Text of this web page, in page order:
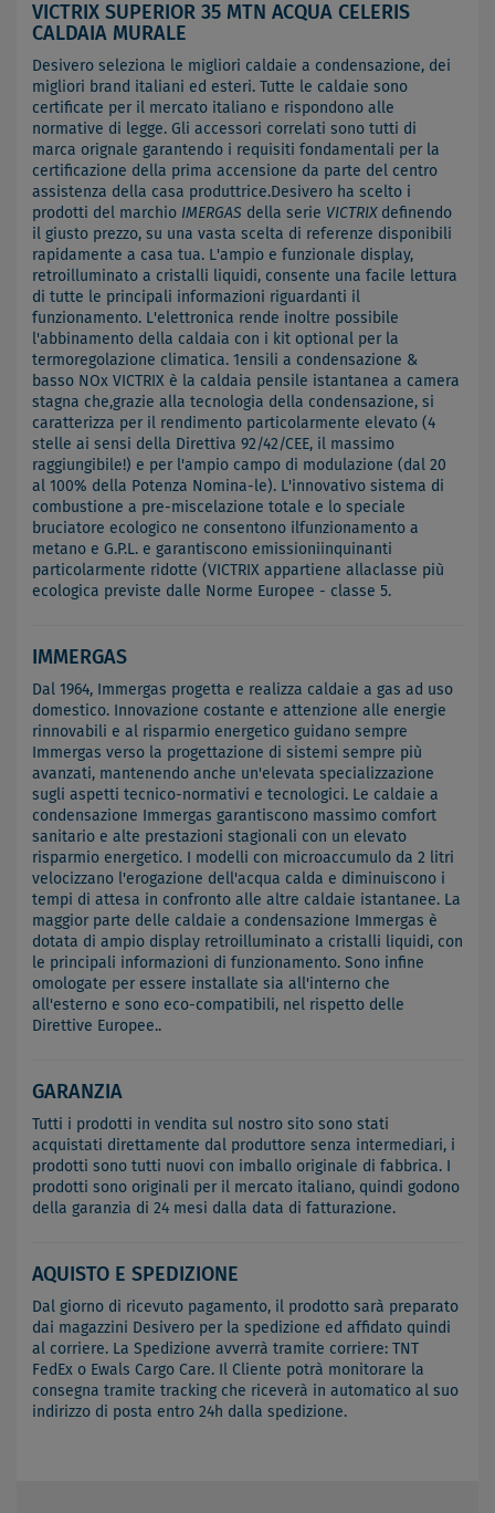
VICTRIX SUPERIOR 35 MTN ACQUA CELERIS
CALDAIA MURALE
Desivero seleziona le migliori caldaie a condensazione, dei
migliori brand italiani ed esteri. Tutte le caldaie sono
certificate per il mercato italiano e rispondono alle
normative di legge. Gli accessori correlati sono tutti di
marca orignale garantendo i requisiti fondamentali per la
certificazione della prima accensione da parte del centro
assistenza della casa produttrice.Desivero ha scelto i
prodotti del marchio IMERGAS della serie VICTRIX definendo
il giusto prezzo, su una vasta scelta di referenze disponibili
rapidamente a casa tua. L'ampio e funzionale display,
retroilluminato a cristalli liquidi, consente una facile lettura
di tutte le principali informazioni riguardanti il
funzionamento. L'elettronica rende inoltre possibile
l'abbinamento della caldaia con i kit optional per la
termoregolazione climatica. 1ensili a condensazione &
basso NOx VICTRIX è la caldaia pensile istantanea a camera
stagna che,grazie alla tecnologia della condensazione, si
caratterizza per il rendimento particolarmente elevato (4
stelle ai sensi della Direttiva 92/42/CEE, il massimo
raggiungibile!) e per l'ampio campo di modulazione (dal 20
al 100% della Potenza Nomina-le). L'innovativo sistema di
combustione a pre-miscelazione totale e lo speciale
bruciatore ecologico ne consentono ilfunzionamento a
metano e G.P.L. e garantiscono emissioniinquinanti
particolarmente ridotte (VICTRIX appartiene allaclasse più
ecologica previste dalle Norme Europee - classe 5.
IMMERGAS
Dal 1964, Immergas progetta e realizza caldaie a gas ad uso
domestico. Innovazione costante e attenzione alle energie
rinnovabili e al risparmio energetico guidano sempre
Immergas verso la progettazione di sistemi sempre più
avanzati, mantenendo anche un'elevata specializzazione
sugli aspetti tecnico-normativi e tecnologici. Le caldaie a
condensazione Immergas garantiscono massimo comfort
sanitario e alte prestazioni stagionali con un elevato
risparmio energetico. I modelli con microaccumulo da 2 litri
velocizzano l'erogazione dell'acqua calda e diminuiscono i
tempi di attesa in confronto alle altre caldaie istantanee. La
maggior parte delle caldaie a condensazione Immergas è
dotata di ampio display retroilluminato a cristalli liquidi, con
le principali informazioni di funzionamento. Sono infine
omologate per essere installate sia all'interno che
all'esterno e sono eco-compatibili, nel rispetto delle
Direttive Europee..
GARANZIA
Tutti i prodotti in vendita sul nostro sito sono stati
acquistati direttamente dal produttore senza intermediari, i
prodotti sono tutti nuovi con imballo originale di fabbrica. I
prodotti sono originali per il mercato italiano, quindi godono
della garanzia di 24 mesi dalla data di fatturazione.
AQUISTO E SPEDIZIONE
Dal giorno di ricevuto pagamento, il prodotto sarà preparato
dai magazzini Desivero per la spedizione ed affidato quindi
al corriere. La Spedizione avverrà tramite corriere: TNT
FedEx o Ewals Cargo Care. Il Cliente potrà monitorare la
consegna tramite tracking che riceverà in automatico al suo
indirizzo di posta entro 24h dalla spedizione.